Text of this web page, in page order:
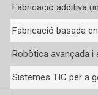
Fabricació additiva
Fabricació basada
Robòtica avançada
Sistemes TIC per a